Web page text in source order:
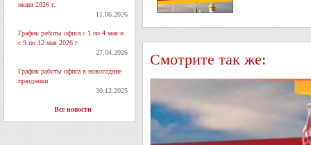
июня 2026 г.
11.06.2026
График работы офиса с 1 по 4 мая и
с 9 по 12 мая 2026 г.
27.04.2026
График работы офиса в новогодние
праздники
30.12.2025
Все новости
Смотрите так же: